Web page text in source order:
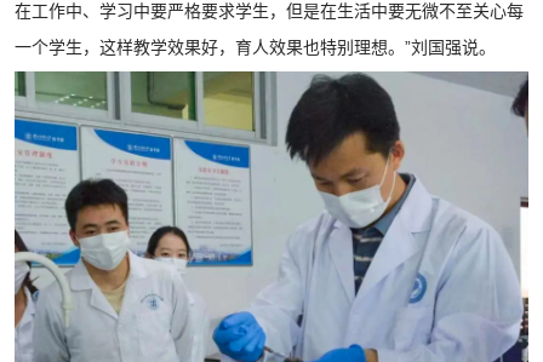
在工作中、学习中要严格要求学生，但是在生活中要无微不至关心每
一个学生，这样教学效果好，育人效果也特别理想。”刘国强说。